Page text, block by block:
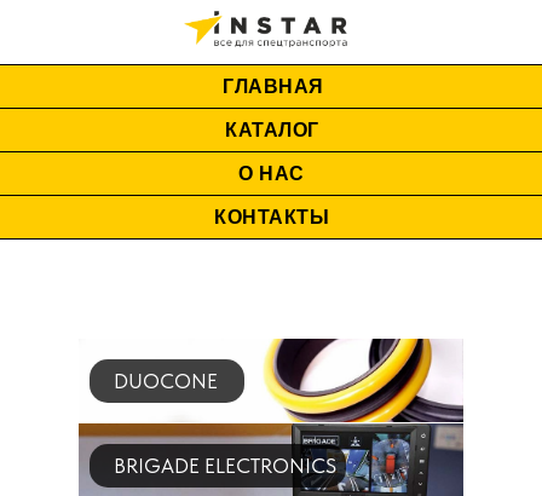
ГЛАВНАЯ
КАТАЛОГ
О НАС
КОНТАКТЫ
DUOCONE
BRIGADE ELECTRONICS